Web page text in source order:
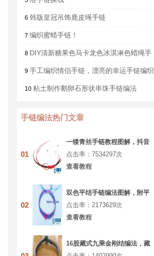
6 韩版皇冠吊饰鹿皮绳手链
7 编织蜜蜡手链！
8 DIY清新糖果色马卡龙色冰淇淋色蜡绳手
链
9 手工编织情侣手链，漂亮的幸运手链编织
方法
10 粘土制作鹅卵石形状串珠手链编法
手链编法热门文章
01
一缕青丝手链教程图解，抖音
头发青丝手绳的编织教程
点击率：7534297次
查看教程
02
双色平结手链编法图解，附平
结手链收尾方法
点击率：2173629次
查看教程
16股藏式九乘金刚结编法，藏
叶金刚绳的编法图解